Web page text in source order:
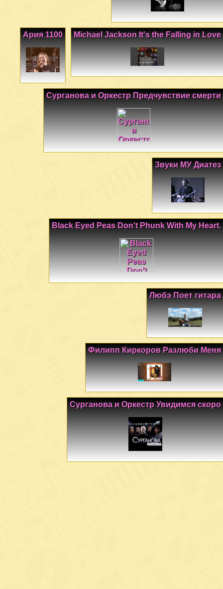
Michael Jackson It's the Falling in Love
Ария 1100
Сурганова и Оркестр Предчувствие смерти
Звуки МУ Диатез
Black Eyed Peas Don't Phunk With My Heart.
Любэ Поет гитара
Филипп Киркоров Разлюби Меня
Сурганова и Оркестр Увидимся скоро